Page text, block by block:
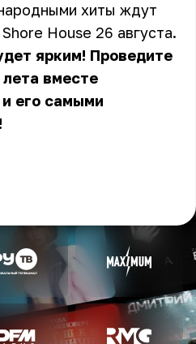
хиты ждут
House 26 августа.
ярким! Проведите
вместе
его самыми